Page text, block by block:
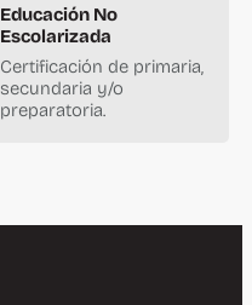
Educación No
Escolarizada
Certificación de primaria,
secundaria y/o
preparatoria.